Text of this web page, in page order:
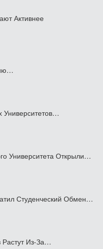
Активнее
Университетов…
Университета Открыли…
Студенческий Обмен…
Растут Из-За…